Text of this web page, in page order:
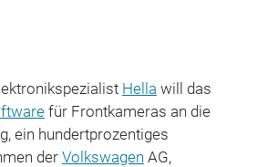
Hella will das
für Frontkameras an die
ein hundertprozentiges
der Volkswagen AG,